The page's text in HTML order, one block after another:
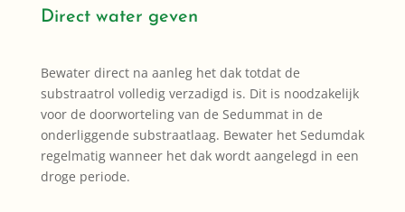
Direct water geven
Bewater direct na aanleg het dak totdat de
substraatrol volledig verzadigd is. Dit is noodzakelijk
voor de doorworteling van de Sedummat in de
onderliggende substraatlaag. Bewater het Sedumdak
regelmatig wanneer het dak wordt aangelegd in een
droge periode.